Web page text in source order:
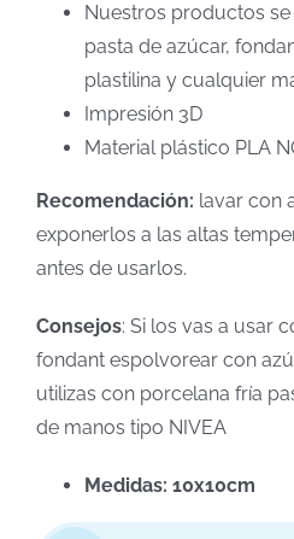
Nuestros productos
pasta de azúcar,
plastilina y cualquier
Impresión 3D
Material plástico PLA
Recomendación: lavar con
exponerlos a las altas
antes de usarlos.
Consejos: Si los vas a usar
fondant espolvorear con
utilizas con porcelana fría
de manos tipo NIVEA
Medidas: 10x10cm